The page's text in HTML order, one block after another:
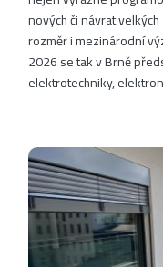
nových či návrat
rozměr i mezinárodní
2026 se tak v Brně
elektrotechniky,